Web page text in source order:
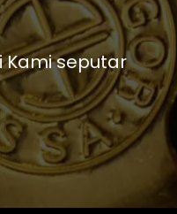
seputar